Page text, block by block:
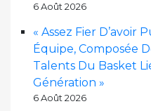
6 Août 2026
« Assez Fier D’avoir
Équipe, Composée
Talents Du Basket
Génération »
6 Août 2026